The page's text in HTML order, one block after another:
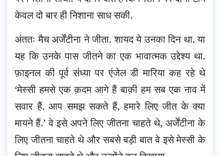
केवल दो बार ही निशाना साध सकी.
अंततः मैच अर्जेंटीना ने जीता. शायद ये उनका दिन था. या
यह कि उनके पास जीतने का एक भावात्मक उद्देश्य था.
फ़ाइनल की पूर्व संध्या पर एंजेल डी मारिया कह रहे थे
‘मेस्सी हमसे एक क़दम आगे हैं बाक़ी हम सब एक नाव में
सवार हैं. आप समझ सकते हैं, हमारे लिए जीत के क्या
मायने हैं.’ वे इसे अपने लिए जीतना चाहते थे, अर्जेंटीना के
लिए जीतना चाहते थे और सबसे बड़ी बात वे इसे मेस्सी के